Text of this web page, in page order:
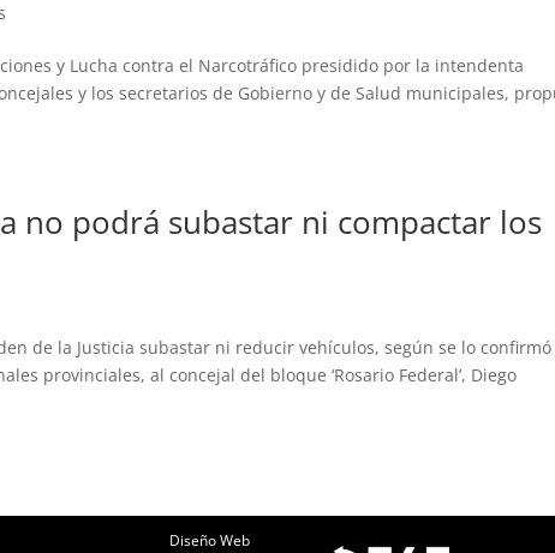
y Lucha contra el Narcotráfico presidido por la intendenta
y los secretarios de Gobierno y de Salud municipales,
no podrá subastar ni compactar los
de la Justicia subastar ni reducir vehículos, según se lo confirmó
provinciales, al concejal del bloque ‘Rosario Federal’, Diego
Diseño Web